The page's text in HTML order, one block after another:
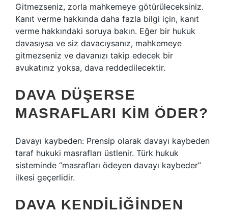
Gitmezseniz, zorla mahkemeye götürüleceksiniz.
Kanıt verme hakkında daha fazla bilgi için, kanıt
verme hakkındaki soruya bakın. Eğer bir hukuk
davasıysa ve siz davacıysanız, mahkemeye
gitmezseniz ve davanızı takip edecek bir
avukatınız yoksa, dava reddedilecektir.
DAVA DÜŞERSE
MASRAFLARI KIM ÖDER?
Davayı kaybeden: Prensip olarak davayı kaybeden
taraf hukuki masrafları üstlenir. Türk hukuk
sisteminde “masrafları ödeyen davayı kaybeder”
ilkesi geçerlidir.
DAVA KENDILIĞINDEN